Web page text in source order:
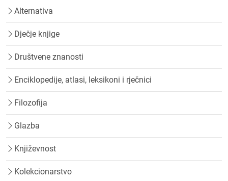
Alternativa
Dječje knjige
Društvene znanosti
Enciklopedije, atlasi, leksikoni i rječnici
Filozofija
Glazba
Književnost
Kolekcionarstvo